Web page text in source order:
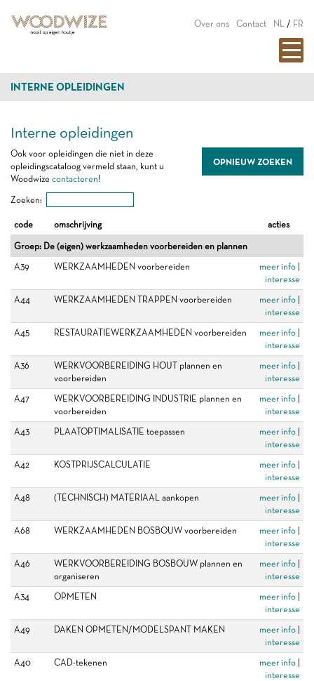
Over ons Contact NL / FR
INTERNE OPLEIDINGEN
Interne opleidingen
OPNIEUW ZOEKEN
Ook voor opleidingen die niet in deze
opleidingscataloog vermeld staan, kunt u
Woodwize contacteren!
Zoeken:
code omschrijving acties
Groep: De (eigen) werkzaamheden voorbereiden en plannen
A39
WERKZAAMHEDEN voorbereiden meer info
interesse
A44
WERKZAAMHEDEN TRAPPEN voorbereiden meer info
interesse
A45
RESTAURATIEWERKZAAMHEDEN voorbereiden meer info
interesse
A36
WERKVOORBEREIDING HOUT plannen en
voorbereiden
meer info
interesse
A47
WERKVOORBEREIDING INDUSTRIE plannen en
voorbereiden
meer info
interesse
A43
PLAATOPTIMALISATIE toepassen meer info
interesse
A42
KOSTPRIJSCALCULATIE meer info
interesse
A48
(TECHNISCH) MATERIAAL aankopen meer info
interesse
A68
WERKZAAMHEDEN BOSBOUW voorbereiden meer info
interesse
A46
WERKVOORBEREIDING BOSBOUW plannen en
organiseren
meer info
interesse
A34
OPMETEN meer info
interesse
A49
DAKEN OPMETEN/MODELSPANT MAKEN meer info
interesse
A40
CAD-tekenen meer info
interesse